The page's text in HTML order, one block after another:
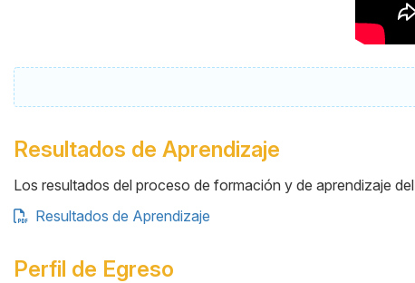
Resultados de Aprendizaje
Los resultados del proceso de formación y de aprendizaje del
Resultados de Aprendizaje
Perfil de Egreso